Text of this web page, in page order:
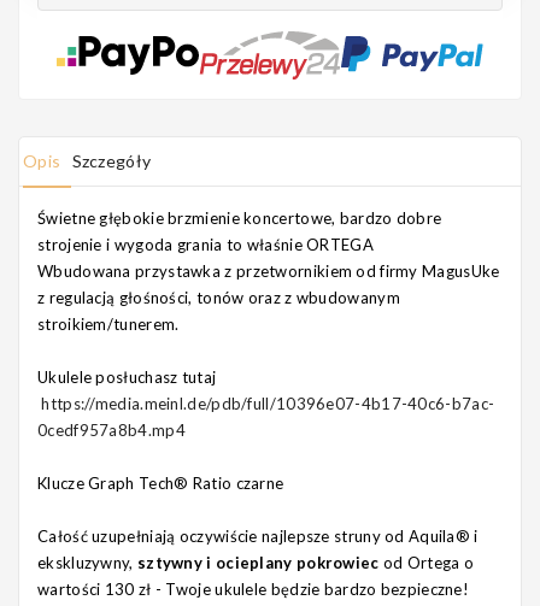
Ortega
Usługi
Opis Szczegóły
Świetne głębokie brzmienie koncertowe, bardzo dobre
strojenie i wygoda grania to właśnie ORTEGA
Wbudowana przystawka z przetwornikiem od firmy MagusUke
z regulacją głośności, tonów oraz z wbudowanym
stroikiem/tunerem.
Ukulele posłuchasz tutaj
https://media.meinl.de/pdb/full/10396e07-4b17-40c6-b7ac-
0cedf957a8b4.mp4
Klucze Graph Tech® Ratio czarne
Całość uzupełniają oczywiście najlepsze struny od Aquila® i
ekskluzywny, sztywny i ocieplany pokrowiec od Ortega o
wartości 130 zł - Twoje ukulele będzie bardzo bezpieczne!